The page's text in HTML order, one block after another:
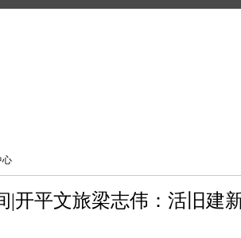
心
|开平文旅梁志伟：活旧建